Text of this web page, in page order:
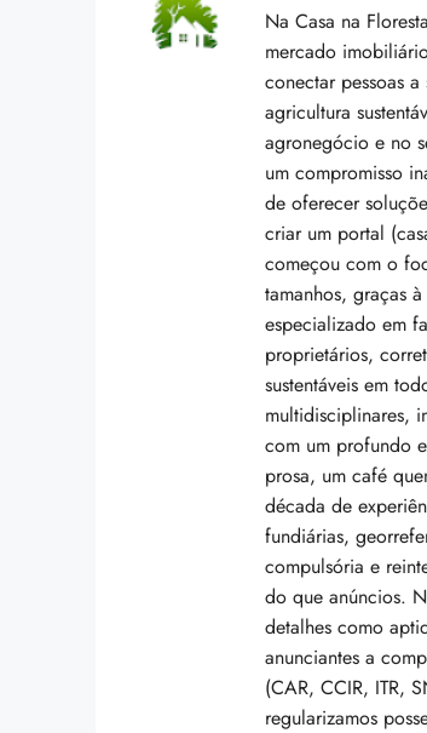
Na Casa na
mercado
conectar pessoas
agricultura
agronegócio e no
um compromisso
de oferecer
criar um portal
começou com o
tamanhos, graças
especializado em
proprietários,
sustentáveis em
multidisciplinares,
com um profundo
prosa, um café
década de
fundiárias,
compulsória e
do que anúncios.
detalhes como
anunciantes a
(CAR, CCIR, ITR,
regularizamos